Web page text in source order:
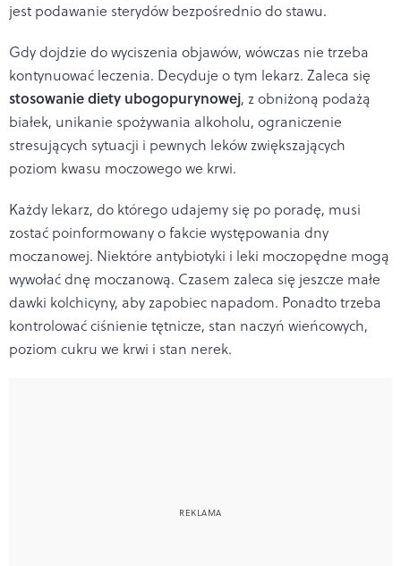
jest podawanie sterydów bezpośrednio do stawu.
Gdy dojdzie do wyciszenia objawów, wówczas nie trzeba
kontynuować leczenia. Decyduje o tym lekarz. Zaleca się
stosowanie diety ubogopurynowej, z obniżoną podażą
białek, unikanie spożywania alkoholu, ograniczenie
stresujących sytuacji i pewnych leków zwiększających
poziom kwasu moczowego we krwi.
Każdy lekarz, do którego udajemy się po poradę, musi
zostać poinformowany o fakcie występowania dny
moczanowej. Niektóre antybiotyki i leki moczopędne mogą
wywołać dnę moczanową. Czasem zaleca się jeszcze małe
dawki kolchicyny, aby zapobiec napadom. Ponadto trzeba
kontrolować ciśnienie tętnicze, stan naczyń wieńcowych,
poziom cukru we krwi i stan nerek.